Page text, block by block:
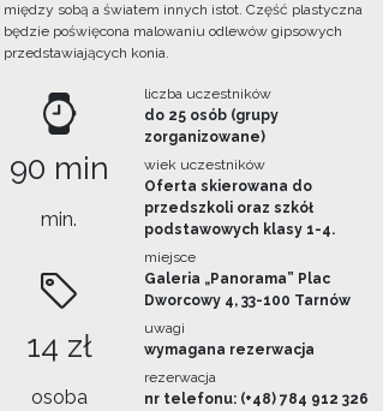
między sobą a światem innych istot. Część plastyczna
będzie poświęcona malowaniu odlewów gipsowych
przedstawiających konia.
90 min
min.
14 zł
osoba
liczba uczestników
do 25 osób (grupy
zorganizowane)
wiek uczestników
Oferta skierowana do
przedszkoli oraz szkół
podstawowych klasy 1-4.
miejsce
Galeria „Panorama” Plac
Dworcowy 4, 33-100 Tarnów
uwagi
wymagana rezerwacja
rezerwacja
nr telefonu: (+48) 784 912 326